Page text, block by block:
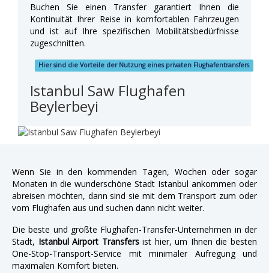
Buchen Sie einen Transfer garantiert Ihnen die
Kontinuität Ihrer Reise in komfortablen Fahrzeugen
und ist auf Ihre spezifischen Mobilitätsbedürfnisse
zugeschnitten.
Hier sind die Vorteile der Nutzung eines privaten Flughafentransfers
Istanbul Saw Flughafen
Beylerbeyi
Wenn Sie in den kommenden Tagen, Wochen oder sogar
Monaten in die wunderschöne Stadt Istanbul ankommen oder
abreisen möchten, dann sind sie mit dem Transport zum oder
vom Flughafen aus und suchen dann nicht weiter.
Die beste und größte Flughafen-Transfer-Unternehmen in der
Stadt, Istanbul Airport Transfersist hier, um Ihnen die besten
One-Stop-Transport-Service mit minimaler Aufregung und
maximalen Komfort bieten.